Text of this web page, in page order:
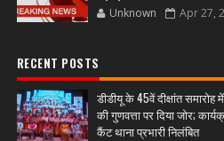
Unknown Apr 27,
RECENT POSTS
डीडीयू के 45वें दीक्षांत समारोह
की गुणवत्ता पर दिया जोर;
कैंट थाना प्रभारी निलंबित